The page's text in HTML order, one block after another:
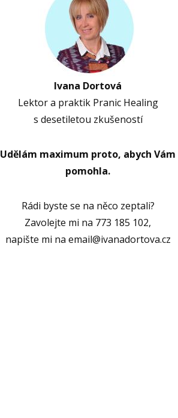
Ivana Dortová
Lektor a praktik Pranic Healing
s desetiletou zkušeností
Udělám maximum proto, abych Vám
pomohla.
Rádi byste se na něco zeptali?
Zavolejte mi na 773 185 102,
napište mi na email@ivanadortova.cz